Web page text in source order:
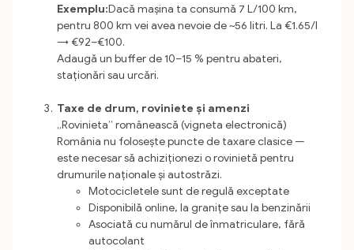
Exemplu:Dacă mașina ta consumă 7 L/100 km,
pentru 800 km vei avea nevoie de ~56 litri. La €1.65/l
→ €92–€100.
Adaugă un buffer de 10–15 % pentru abateri,
staționări sau urcări.
Taxe de drum, roviniete și amenzi
„Rovinieta” românească (vigneta electronică)
România nu folosește puncte de taxare clasice —
este necesar să achiziționezi o rovinietă pentru
drumurile naționale și autostrăzi.
Motocicletele sunt de regulă exceptate
Disponibilă online, la granițe sau la benzinării
Asociată cu numărul de înmatriculare, fără
autocolant